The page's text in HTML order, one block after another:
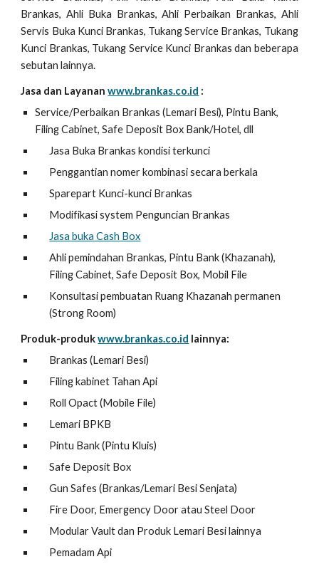
Brankas, Ahli Buka Brankas, Ahli Perbaikan Brankas, Ahli
Servis Buka Kunci Brankas, Tukang Service Brankas, Tukang
Kunci Brankas, Tukang Service Kunci Brankas dan beberapa
sebutan lainnya.
Jasa dan Layananwww.brankas.co.id :
Service/Perbaikan Brankas (Lemari Besi), Pintu Bank,
Filing Cabinet, Safe Deposit Box Bank/Hotel, dll
Jasa Buka Brankas kondisi terkunci
Penggantian nomer kombinasi secara berkala
Sparepart Kunci-kunci Brankas
Modifikasi system Penguncian Brankas
Jasa buka Cash Box
Ahli pemindahan Brankas, Pintu Bank (Khazanah),
Filing Cabinet, Safe Deposit Box, Mobil File
Konsultasi pembuatan Ruang Khazanah permanen
(Strong Room)
Produk-produkwww.brankas.co.id lainnya:
Brankas (Lemari Besi)
Filing kabinet Tahan Api
Roll Opact (Mobile File)
Lemari BPKB
Pintu Bank (Pintu Kluis)
Safe Deposit Box
Gun Safes (Brankas/Lemari Besi Senjata)
Fire Door, Emergency Door atau Steel Door
Modular Vault dan Produk Lemari Besi lainnya
Pemadam Api